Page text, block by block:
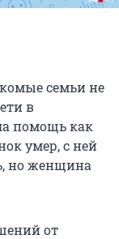
семьи не
в
помощь как
умер, с ней
но женщина
от